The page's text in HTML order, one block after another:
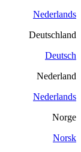
Nederlands
Deutschland
Deutsch
Nederland
Nederlands
Norge
Norsk